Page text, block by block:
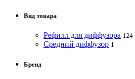
Вид товара
Рефилл для диффузора 124
Средний диффузор 1
Бренд